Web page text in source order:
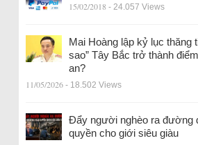
15/02/2018 - 24.057 Views
Mai Hoàng lập kỷ lục thăng
sao” Tây Bắc trở thành
an?
11/05/2026 - 18.502 Views
Đẩy người nghèo ra đường
quyền cho giới siêu giàu